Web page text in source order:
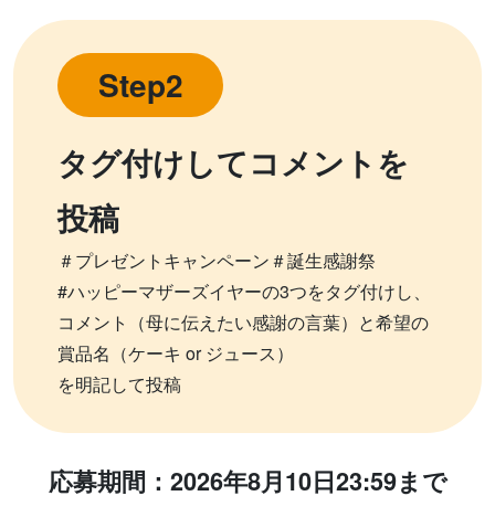
Step2
タグ付けしてコメントを
投稿
＃プレゼントキャンペーン＃誕生感謝祭
#ハッピーマザーズイヤーの3つをタグ付けし、
コメント（母に伝えたい感謝の言葉）と希望の
賞品名（ケーキ or ジュース）
を明記して投稿
応募期間：2026年8月10日23:59まで